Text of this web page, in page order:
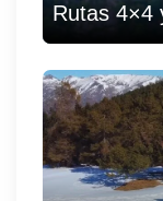
Rutas 4×4